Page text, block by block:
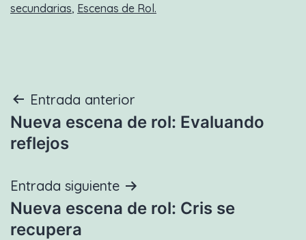
secundarias, Escenas de Rol.
Navegación
de
Entrada anterior
Nueva escena de rol: Evaluando
reflejos
Entrada siguiente
Nueva escena de rol: Cris se
recupera